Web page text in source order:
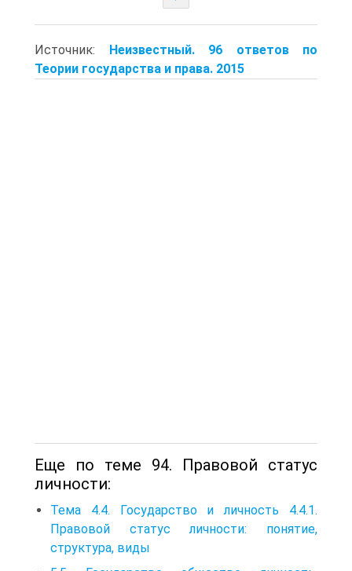
Источник: Неизвестный. 96 ответов по
Теории государства и права. 2015
Еще по теме 94. Правовой статус
личности:
Тема 4.4. Государство и личность 4.4.1.
Правовой статус личности: понятие,
структура, виды